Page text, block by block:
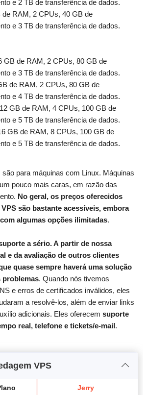
e 2 TB de transferência de dados.
de RAM, 2 CPUs, 40 GB de
e 3 TB de transferência de dados.
GB de RAM, 2 CPUs, 80 GB de
e 3 TB de transferência de dados.
de RAM, 2 CPUs, 80 GB de
e 4 TB de transferência de dados.
12 GB de RAM, 4 CPUs, 100 GB de
e 5 TB de transferência de dados.
GB de RAM, 8 CPUs, 100 GB de
e 5 TB de transferência de dados.
para máquinas com Linux. Máquinas
pouco mais caras, em razão das
No geral, os preços oferecidos
são bastante acessíveis, embora
algumas opções ilimitadas.
a sério. A partir de nossa
e da avaliação de outros clientes
quase sempre haverá uma solução
problemas. Quando nós tivemos
e erros de certificados inválidos, eles
a resolvê-los, além de enviar links
adicionais. Eles oferecem suporte
real, telefone e tickets/e-mail.
VPS
Jerry